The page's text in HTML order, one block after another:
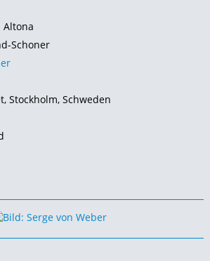
Altona
Schoner
Stockholm, Schweden